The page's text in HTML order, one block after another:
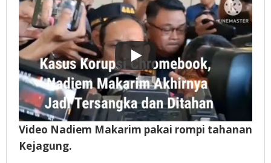
Video Nadiem Makarim pakai rompi tahanan
Kejagung.